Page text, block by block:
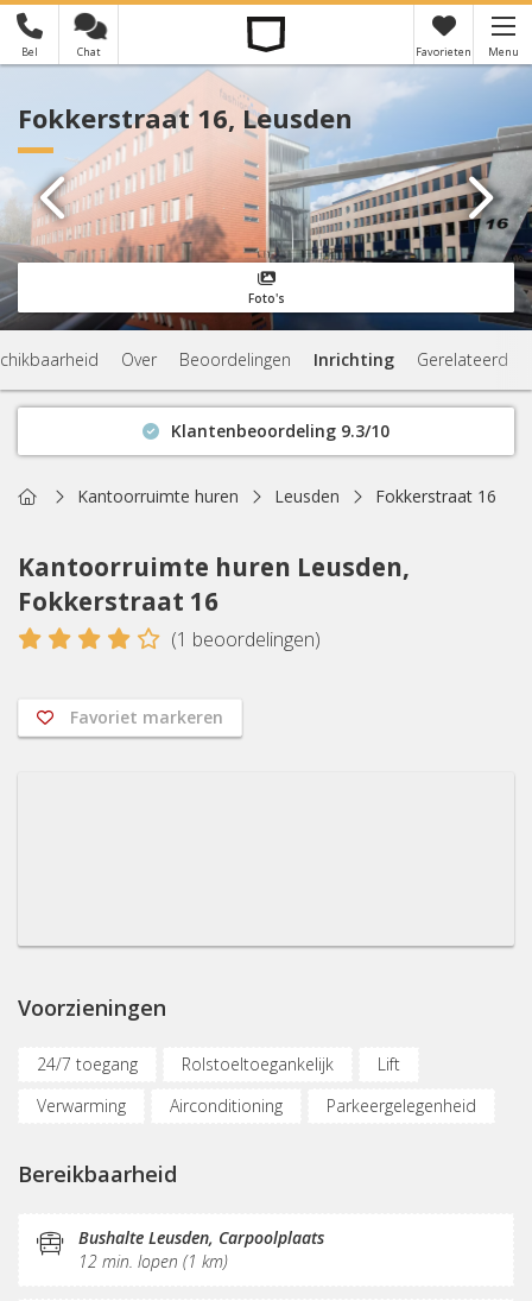
Bel Chat Favorieten Menu
Je hebt nog geen favorieten ×
Fokkerstraat 16, Leusden
Foto's
Over Beoordelingen Inrichting Gerelateerd
Klantenbeoordeling 9.3/10
Actuele beschikbaarheid
HomeKantoorruimte huren Leusden Fokkerstraat 16
Kantoorruimte huren Leusden,
Fokkerstraat 16
4 (1 beoordelingen)
Favoriet markeren
Voorzieningen
24/7 toegang Rolstoeltoegankelijk
Lift
Verwarming
Airconditioning
Parkeergelegenheid
Vergaderplekken
Internetmogelijkheden
Glasvezel
Sociaal hart
Koffie/thee
Bereikbaarheid
Bushalte Leusden, Carpoolplaats
12 min. lopen (1 km)